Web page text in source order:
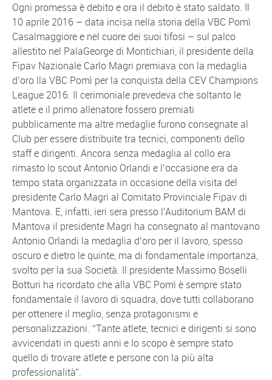
Ogni promessa è debito e ora il debito è stato saldato. Il
10 aprile 2016 – data incisa nella storia della VBC Pomì
Casalmaggiore e nel cuore dei suoi tifosi – sul palco
allestito nel PalaGeorge di Montichiari, il presidente della
Fipav Nazionale Carlo Magri premiava con la medaglia
d’oro lla VBC Pomì per la conquista della CEV Champions
League 2016. Il cerimoniale prevedeva che soltanto le
atlete e il primo allenatore fossero premiati
pubblicamente ma altre medaglie furono consegnate al
Club per essere distribuite tra tecnici, componenti dello
staff e dirigenti. Ancora senza medaglia al collo era
rimasto lo scout Antonio Orlandi e l’occasione era da
tempo stata organizzata in occasione della visita del
presidente Carlo Magri al Comitato Provinciale Fipav di
Mantova. E, infatti, ieri sera presso l’Auditorium BAM di
Mantova il presidente Magri ha consegnato al mantovano
Antonio Orlandi la medaglia d’oro per il lavoro, spesso
oscuro e dietro le quinte, ma di fondamentale importanza,
svolto per la sua Società. Il presidente Massimo Boselli
Botturi ha ricordato che alla VBC Pomì è sempre stato
fondamentale il lavoro di squadra, dove tutti collaborano
per ottenere il meglio, senza protagonismi e
personalizzazioni. “Tante atlete, tecnici e dirigenti si sono
avvicendati in questi anni e lo scopo è sempre stato
quello di trovare atlete e persone con la più alta
professionalità”.